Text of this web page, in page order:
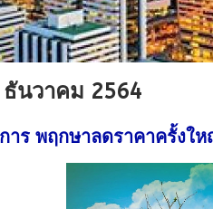
นวาคม 2564
าร พฤกษาลดราคาครั้งใ